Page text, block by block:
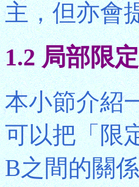
主，但亦會
1.2 局部限
本小節介紹
可以把「限
B之間的關